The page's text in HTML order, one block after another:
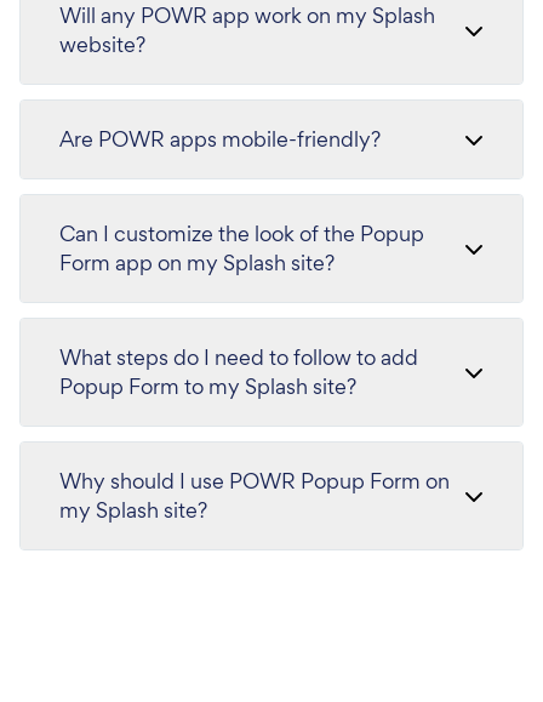
Will any POWR app work on my Splash
website?
Are POWR apps mobile-friendly?
Can I customize the look of the Popup
Form app on my Splash site?
What steps do I need to follow to add
Popup Form to my Splash site?
Why should I use POWR Popup Form on
my Splash site?